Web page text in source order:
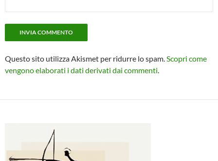
Questo sito utilizza Akismet per ridurre lo spam. Scopri come
vengono elaborati i dati derivati dai commenti